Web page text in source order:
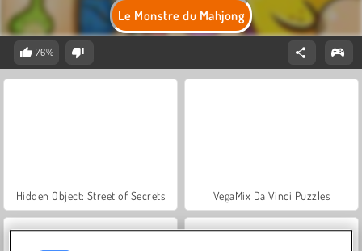
Le Monstre du Mahjong
76%
Hidden Object: Street of Secrets VegaMix Da Vinci Puzzles